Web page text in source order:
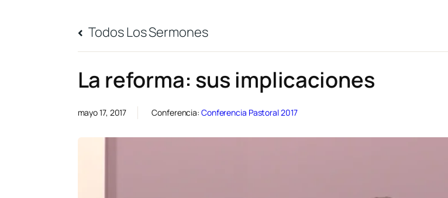
Todos Los Sermones
La reforma: sus implicaciones
mayo 17, 2017 Conferencia: Conferencia Pastoral 2017